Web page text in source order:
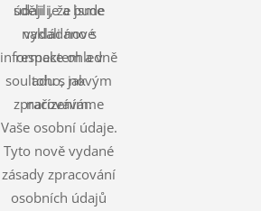
údaji je a bude
nakládáno s
respektem a v
souladu s novým
nařízením.
sdělili, že jsme
vydali nové
informace ohledně
toho, jak
zpracováváme
Vaše osobní údaje.
Tyto nově vydané
zásady zpracování
osobních údajů